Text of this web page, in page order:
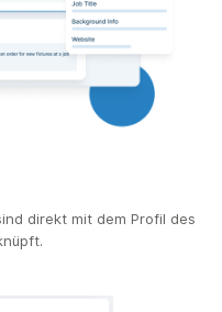
direkt mit dem Profil des